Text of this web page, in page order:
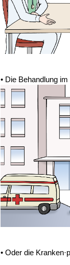
• Die Behandlung
• Oder die